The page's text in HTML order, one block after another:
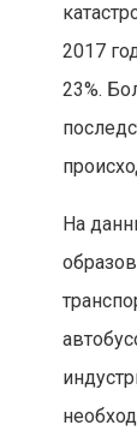
2017
23%.
На